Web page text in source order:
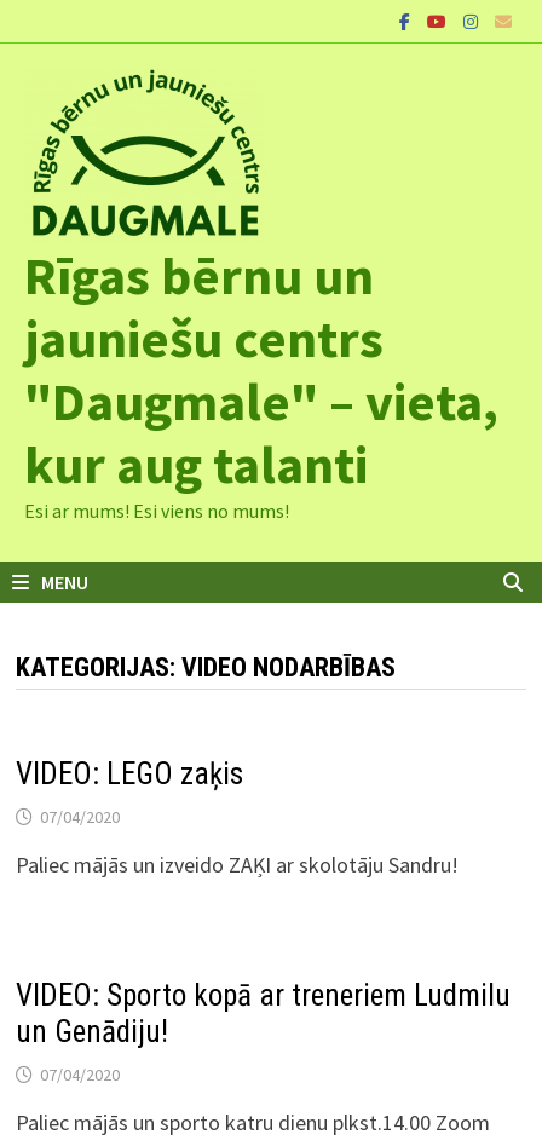
to
Rīgas bērnu un
jauniešu centrs
"Daugmale" – vieta,
kur aug talanti
Esi ar mums! Esi viens no mums!
MENU
KATEGORIJAS: VIDEO NODARBĪBAS
VIDEO: LEGO zaķis
07/04/2020
Paliec mājās un izveido ZAĶI ar skolotāju Sandru!
VIDEO: Sporto kopā ar treneriem Ludmilu
un Genādiju!
07/04/2020
Paliec mājās un sporto katru dienu plkst.14.00 Zoom